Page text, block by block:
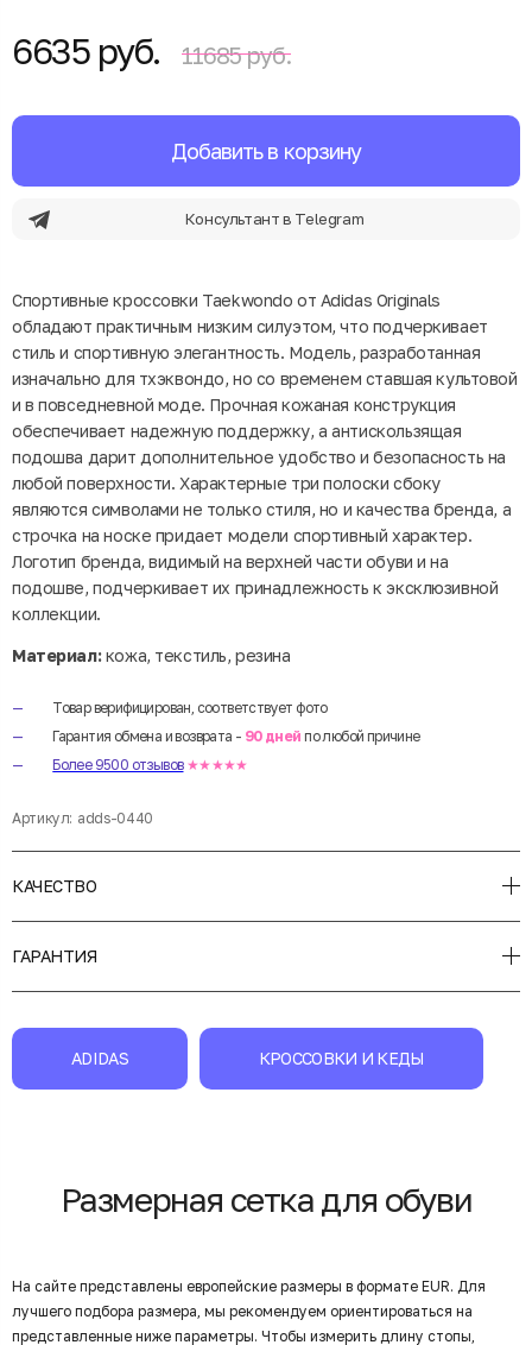
6635 руб. 11685 руб.
Добавить в корзину
Консультант в Telegram
Спортивные кроссовки Taekwondo от Adidas Originals
обладают практичным низким силуэтом, что подчеркивает
стиль и спортивную элегантность. Модель, разработанная
изначально для тхэквондо, но со временем ставшая культовой
и в повседневной моде. Прочная кожаная конструкция
обеспечивает надежную поддержку, а антискользящая
подошва дарит дополнительное удобство и безопасность на
любой поверхности. Характерные три полоски сбоку
являются символами не только стиля, но и качества бренда, а
строчка на носке придает модели спортивный характер.
Логотип бренда, видимый на верхней части обуви и на
подошве, подчеркивает их принадлежность к эксклюзивной
коллекции.
Материал:кожа, текстиль, резина
Товар верифицирован, соответствует фото
Гарантия обмена и возврата - 90 дней по любой причине
Более 9500 отзывов ★★★★★
Артикул: adds-0440
КАЧЕСТВО
ГАРАНТИЯ
ADIDAS КРОССОВКИ И КЕДЫ
Размерная сетка для обуви
На сайте представлены европейские размеры в формате EUR. Для
лучшего подбора размера, мы рекомендуем ориентироваться на
представленные ниже параметры. Чтобы измерить длину стопы,